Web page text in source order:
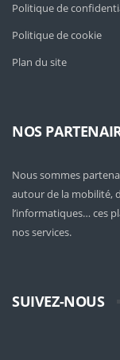
Politique de
Politique de cookie
Plan du site
NOS
Nous sommes
autour de la mobilité,
l’informatiques… ces
nos services.
SUIVEZ-NOUS